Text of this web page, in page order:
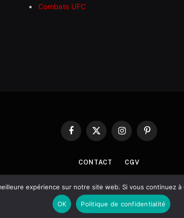
Combats UFC
Facebook
X
InstagramPinterest
CONTACT CGV
© 2026
expérience sur notre site web. Si vous continuez
OK Politique de confidentialité